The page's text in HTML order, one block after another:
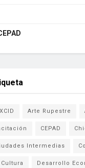
Arte Rupestre
CEPAD
Intermedias
Cultura Desarrollo